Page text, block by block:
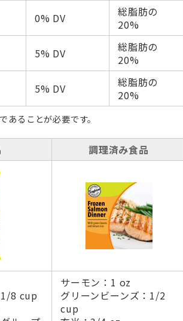
0% DV
総脂肪の
20%
5% DV
総脂肪の
20%
5% DV
総脂肪の
20%
ることが必要です。
調理済み食品
1/8 cup
サーモン：1 oz
グリーンビーンズ：1/2
cup